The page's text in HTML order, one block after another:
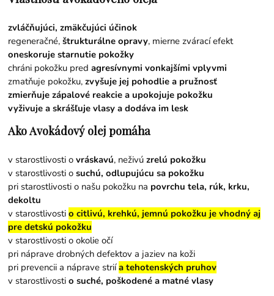
zvláčňujúci, zmäkčujúci účinok
regeneračné,štrukturálne opravy, mierne zvárací efekt
oneskoruje starnutie pokožky
chráni pokožku predagresívnymi vonkajšími vplyvmi
zmatňuje pokožku, zvyšuje jej pohodlie a pružnosť
zmierňuje zápalové reakcie a upokojuje pokožku
vyživuje a skrášľuje vlasy a dodáva im lesk
Ako Avokádový olej pomáha
v starostlivosti ovráskavú, neživú zrelú pokožku
v starostlivosti osuchú, odlupujúcu sa pokožku
pri starostlivosti o našu pokožku na povrchu tela, rúk, krku,
dekoltu
v starostlivostio citlivú, krehkú, jemnú pokožku je vhodný aj
pre detskú pokožku
v starostlivosti o okolie očí
pri náprave drobných defektov a jaziev na koži
pri prevencii a náprave striía tehotenských pruhov
v starostlivostio suché, poškodené a matné vlasy